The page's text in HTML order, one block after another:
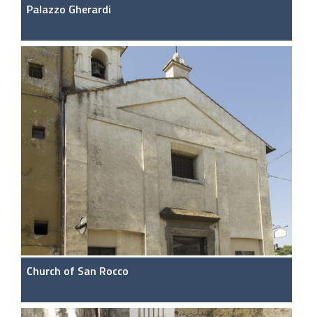
Palazzo Gherardi
Church of San Rocco